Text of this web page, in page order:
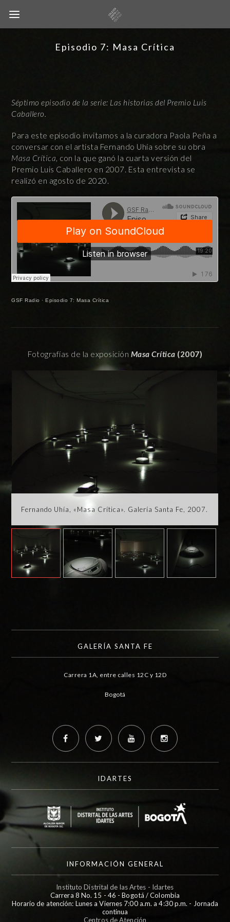
Episodio 7: Masa Crítica
Séptimo episodio de la serie: Las historias del Premio Luis
Caballero.
Para este episodio invitamos a la curadora Paola Peña a
conversar con el artista Fernando Uhía sobre su obra
Masa Crítica, con la que ganó la cuarta versión del
Premio Luis Caballero en 2007. Esta entrevista se
realizó en agosto de 2020.
GSF Radio ·Episodio 7: Masa Crítica
Fotografías de la exposición Masa Crítica (2007)
Fernando Uhía, «Masa Crítica». Galería Santa Fe, 2007.
GALERÍA SANTA FE
Carrera 1A, entre calles 12C y 12D
Bogotá
IDARTES
INFORMACIÓN GENERAL
Instituto Distrital de las Artes - Idartes
Carrera 8 No. 15 - 46 - Bogotá / Colombia
Horario de atención: Lunes a Viernes 7:00 a.m. a 4:30 p.m. - Jornada
continua
Centros de Atención